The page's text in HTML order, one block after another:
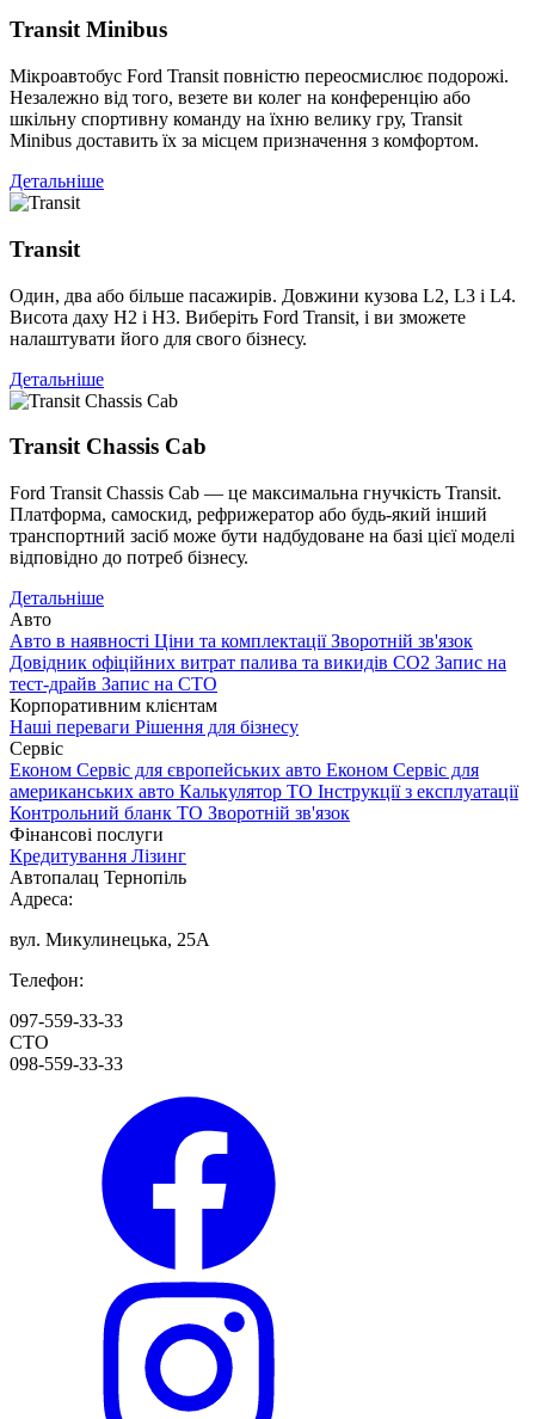
Transit Minibus
Мікроавтобус Ford Transit повністю переосмислює подорожі.
Незалежно від того, везете ви колег на конференцію або
шкільну спортивну команду на їхню велику гру, Transit
Minibus доставить їх за місцем призначення з комфортом.
Детальніше
Transit
Один, два або більше пасажирів. Довжини кузова L2, L3 і L4.
Висота даху H2 і H3. Виберіть Ford Transit, і ви зможете
налаштувати його для свого бізнесу.
Детальніше
Transit Chassis Cab
Ford Transit Chassis Cab — це максимальна гнучкість Transit.
Платформа, самоскид, рефрижератор або будь-який інший
транспортний засіб може бути надбудоване на базі цієї моделі
відповідно до потреб бізнесу.
Детальніше
Авто
Авто в наявності Ціни та комплектаціїЗворотній зв'язок
Довідник офіційних витрат палива та викидів СО2 Запис на
тест-драйв Запис на СТО
Корпоративним клієнтам
Наші переваги Рішення для бізнесу
Сервіс
Економ Сервіс для європейських авто Економ Сервіс для
американських авто Калькулятор ТО Інструкції з експлуатації
Контрольний бланк ТО Зворотній зв'язок
Фінансові послуги
Кредитування Лізинг
Автопалац Тернопіль
Адреса:
вул. Микулинецька, 25А
Телефон:
097-559-33-33
СТО
098-559-33-33